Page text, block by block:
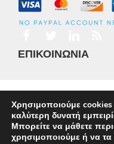
ΕΠΙΚΟΙΝΩΝΊΑ
Service
©
Χρησιμοποιούμε
καλύτερη δυνατή
Μπορείτε να μάθετε
χρησιμοποιούμε ή να